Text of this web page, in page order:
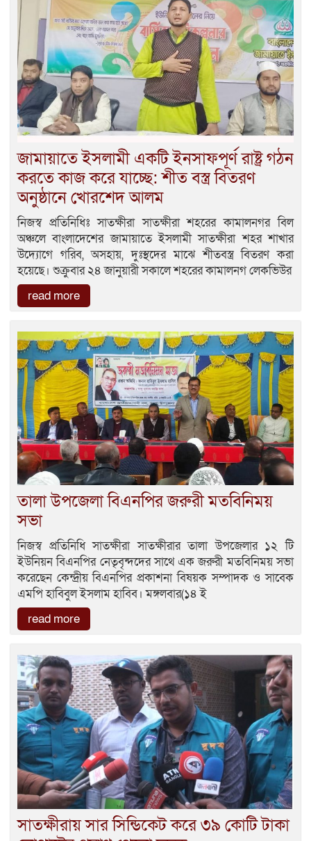
জামায়াতে ইসলামী একটি ইনসাফপূর্ণ রাষ্ট্র গঠন
করতে কাজ করে যাচ্ছে: শীত বস্ত্র বিতরণ
অনুষ্ঠানে খোরশেদ আলম
নিজস্ব প্রতিনিধিঃ সাতক্ষীরা সাতক্ষীরা শহরের কামালনগর বিল
অঞ্চলে বাংলাদেশের জামায়াতে ইসলামী সাতক্ষীরা শহর শাখার
উদ্যোগে গরিব, অসহায়, দুঃস্থদের মাঝে শীতবস্ত্র বিতরণ করা
হয়েছে। শুক্রুবার ২৪ জানুয়ারী সকালে শহরের কামালনগ লেকভিউর
read more
তালা উপজেলা বিএনপির জরুরী মতবিনিময়
সভা
নিজস্ব প্রতিনিধি সাতক্ষীরা সাতক্ষীরার তালা উপজেলার ১২ টি
ইউনিয়ন বিএনপির নেতৃবৃন্দদের সাথে এক জরুরী মতবিনিময় সভা
করেছেন কেন্দ্রীয় বিএনপির প্রকাশনা বিষয়ক সম্পাদক ও সাবেক
এমপি হাবিবুল ইসলাম হাবিব। মঙ্গলবার(১৪ ই
read more
সাতক্ষীরায় সার সিন্ডিকেট করে ৩৯ কোটি টাকা